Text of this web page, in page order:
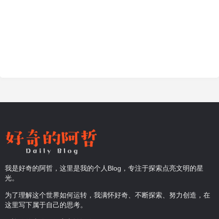
我是好奇的阿哲，这里是我的个人Blog，专注于探索点亮文明的星
光。
为了理解这个世界如何运转，我满怀好奇、不断探索、努力创造，在
这里写下属于自己的思考。